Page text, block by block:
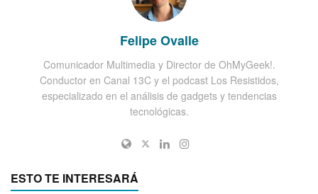
Felipe Ovalle
Comunicador Multimedia y Director de OhMyGeek!.
Conductor en Canal 13C y el podcast Los Resistidos,
especializado en el análisis de gadgets y tendencias
tecnológicas.
ESTO TE INTERESARÁ